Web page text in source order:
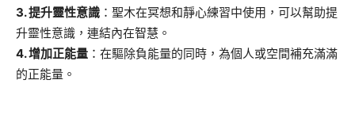
3.提升靈性意識 ：聖木在冥想和靜心練習中使用，可以幫助提
升靈性意識，連結內在智慧。
4. 增加正能量 ：在驅除負能量的同時，為個人或空間補充滿滿
的正能量。